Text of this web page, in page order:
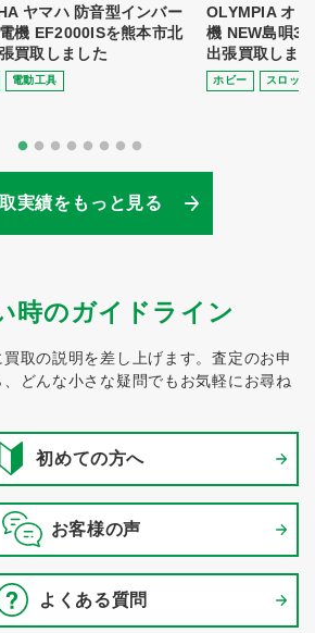
ヤマハ 防音型インバー
機 EF2000ISを熊本市北
買取しました
電動⼯具
OLYMPIA オ
機 NEW島唄
出張買取しま
ホビー スロット
実績をもっと見る
時のガイドライン
取の説明を差し上げます。査定のお申
どんな小さな疑問でもお気軽にお尋ね
初めての方へ
お客様の声
よくある質問